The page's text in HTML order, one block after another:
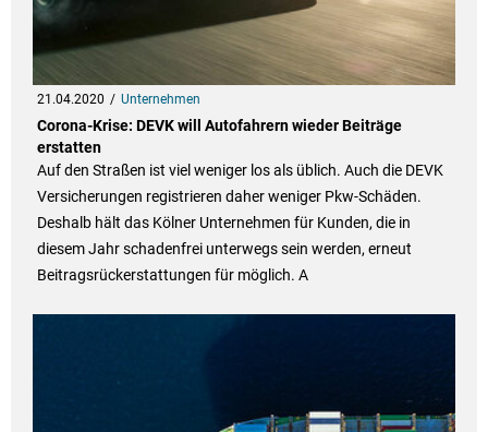
21.04.2020 Unternehmen
Corona-Krise: DEVK will Autofahrern wieder Beiträge
erstatten
Auf den Straßen ist viel weniger los als üblich. Auch die DEVK
Versicherungen registrieren daher weniger Pkw-Schäden.
Deshalb hält das Kölner Unternehmen für Kunden, die in
diesem Jahr schadenfrei unterwegs sein werden, erneut
Beitragsrückerstattungen für möglich. A